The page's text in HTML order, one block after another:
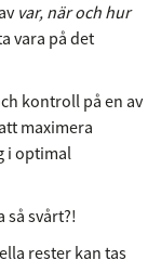
var, när och hur
vara på det
kontroll på en av
maximera
i optimal
så svårt?!
rester kan tas